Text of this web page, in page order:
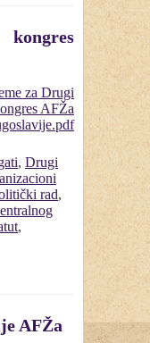
, Drugi
rad,
,
AFŽa